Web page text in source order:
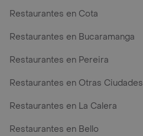
Restaurantes en Cota
Restaurantes en Bucaramanga
Restaurantes en Pereira
Restaurantes en Otras Ciudades
Restaurantes en La Calera
Restaurantes en Bello